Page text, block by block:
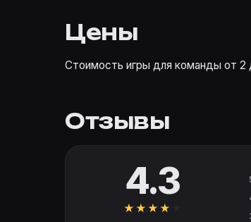
Цены
Стоимость игры для команды от 2
Отзывы
4.3
★ ★ ★ ★